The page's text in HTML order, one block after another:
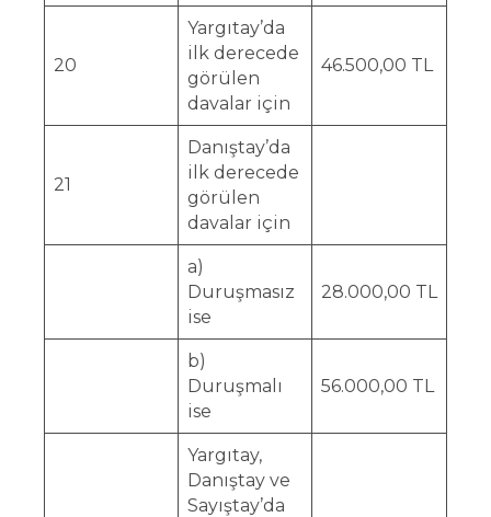
20
Yargıtay’da
ilk derecede
görülen
davalar için
46.500,00 TL
21
Danıştay’da
ilk derecede
görülen
davalar için
a)
Duruşmasız
ise
28.000,00 TL
b)
Duruşmalı
ise
56.000,00 TL
Yargıtay,
Danıştay ve
Sayıştay’da